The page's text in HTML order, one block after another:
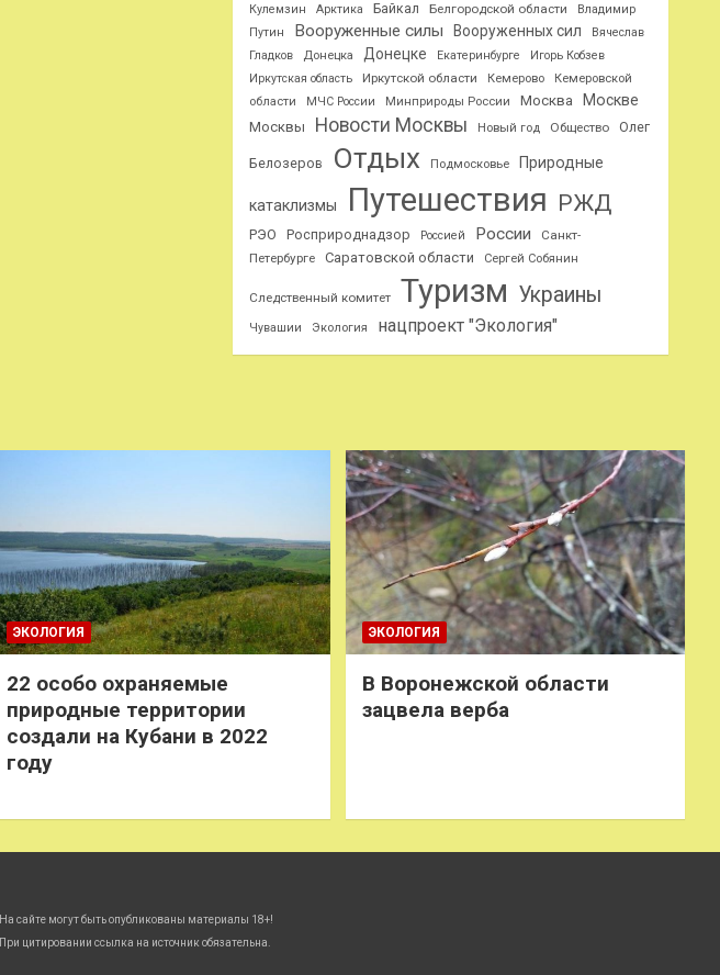
Кулемзин
Арктика Байкал Белгородской области
Владимир
Путин
Вооруженные силы Вооруженных сил
Вячеслав
Гладков
Донецка Донецке Екатеринбурге
Игорь Кобзев
Иркутская область
Иркутской области Кемерово
Кемеровской
области
МЧС России Минприроды России Москва Москве
Москвы Новости Москвы Новый год Общество Олег
Белозеров Отдых Подмосковье Природные
катаклизмы Путешествия РЖД
РЭО Росприроднадзор Россией России
Санкт-
Петербурге
Саратовской области Сергей Собянин
Следственный комитет Туризм Украины
Чувашии Экология нацпроект "Экология"
ЭКОЛОГИЯ
22 особо охраняемые
природные территории
создали на Кубани в 2022
году
ЭКОЛОГИЯ
В Воронежской области
зацвела верба
На сайте могут быть опубликованы материалы 18+!
При цитировании ссылка на источник обязательна.